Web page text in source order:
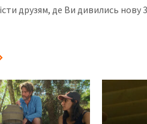
друзям, де Ви дивились нову